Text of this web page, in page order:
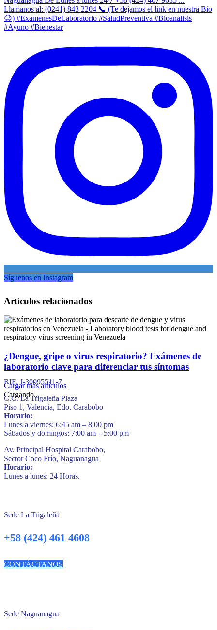
Síguenos en Instagram
Artículos relacionados
¿Dengue, gripe o virus respiratorio? Exámenes de
laboratorio clave para diferenciar tus síntomas
Cargar más artículos
Cargando...
RIF: J-30095511-7
C.C. La Trigaleña Plaza
Piso 1, Valencia, Edo. Carabobo
Horario:
Lunes a viernes: 6:45 am – 8:00 pm
Sábados y domingos: 7:00 am – 5:00 pm
Av. Principal Hospital Carabobo,
Sector Coco Frío, Naguanagua
Horario:
Lunes a lunes: 24 Horas.
Sede La Trigaleña
+58 (424) 461 4608
CONTÁCTANOS
Sede Naguanagua